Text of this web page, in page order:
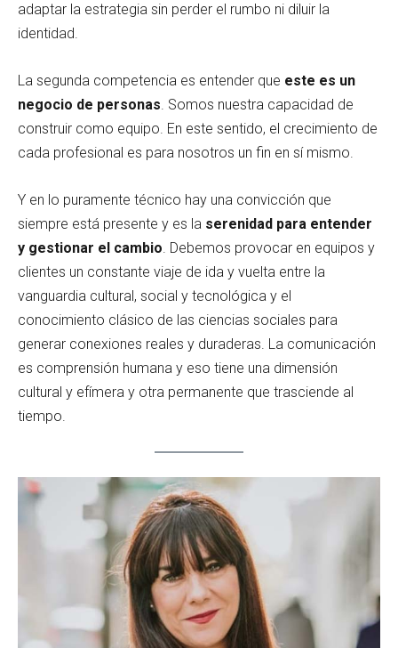
adaptar la estrategia sin perder el rumbo ni diluir la
identidad.
La segunda competencia es entender que este es un
negocio de personas. Somos nuestra capacidad de
construir como equipo. En este sentido, el crecimiento de
cada profesional es para nosotros un fin en sí mismo.
Y en lo puramente técnico hay una convicción que
siempre está presente y es la serenidad para entender
y gestionar el cambio. Debemos provocar en equipos y
clientes un constante viaje de ida y vuelta entre la
vanguardia cultural, social y tecnológica y el
conocimiento clásico de las ciencias sociales para
generar conexiones reales y duraderas. La comunicación
es comprensión humana y eso tiene una dimensión
cultural y efímera y otra permanente que trasciende al
tiempo.